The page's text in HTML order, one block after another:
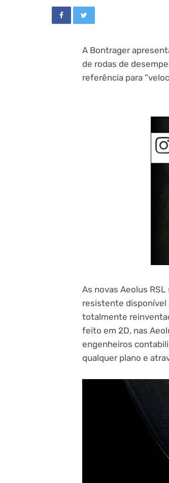
A Bontrager
de rodas de
referência para
As novas Aeolus
resistente disponível
totalmente
feito em 2D, nas
engenheiros
qualquer plano e